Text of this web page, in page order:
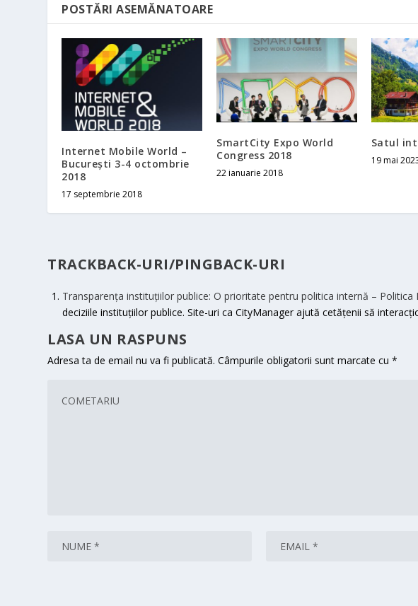
POSTĂRI ASEMĂNATOARE
Internet Mobile World –
București 3-4 octombrie
2018
17 septembrie 2018
SmartCity Expo World
Congress 2018
22 ianuarie 2018
Satul
19 mai
TRACKBACK-URI/PINGBACK-URI
Transparența instituțiilor publice: O prioritate pentru politica internă – Politica
deciziile instituțiilor publice. Site-uri ca CityManager ajută cetățenii să
LASA UN RASPUNS
Adresa ta de email nu va fi publicată. Câmpurile obligatorii sunt marcate cu*